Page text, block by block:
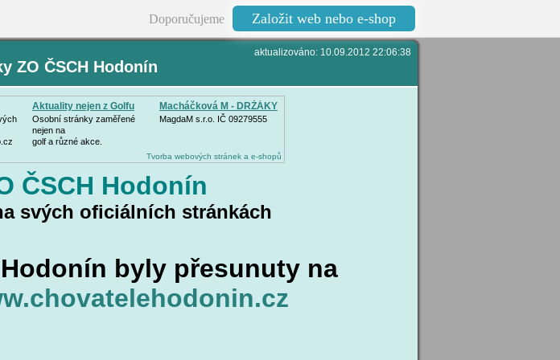
Doporučujeme Založit web nebo e-shop
aktualizováno: 10.09.2012 22:06:38
ZO ČSCH Hodonín
Aktuality nejen z Golfu
Osobní stránky zaměřené
nejen na
golf a různé akce.
Macháčková M - DRŽÁKY
MagdaM s.r.o. IČ 09279555
Tvorba webových stránek a e-shopů
ČSCH Hodonín
svých oficiálních stránkách
byly přesunuty na